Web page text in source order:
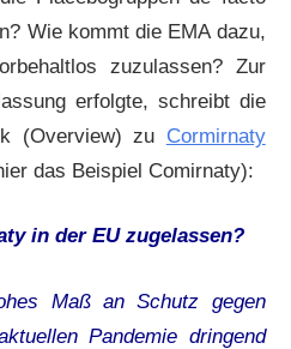
Wie kommt die EMA dazu,
zuzulassen? Zur
erfolgte, schreibt die
(Overview) zu Cormirnaty
das Beispiel Comirnaty):
in der EU zugelassen?
Maß an Schutz gegen
Pandemie dringend